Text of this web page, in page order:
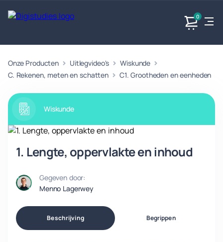
0
Exacte
vakken
Geen
vakken.
Taalvakken
vakken.
Maatschappijvakken
Onze Producten Uitlegvideo's
Wiskunde
C. Rekenen, meten en schatten
C1. Grootheden en eenheden
Wiskunde
1. Lengte, oppervlakte en inhoud
Gegeven door:
Menno Lagerwey
Beschrijving Begrippen